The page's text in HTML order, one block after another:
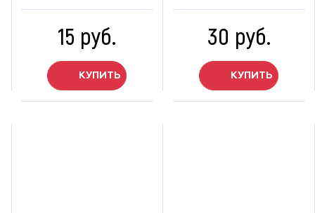
15 руб.
КУПИТЬ
30 руб.
КУПИТЬ